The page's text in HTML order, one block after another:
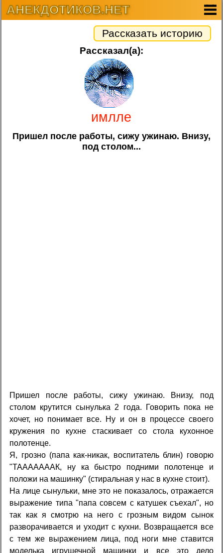
АНЕКДОТИКОВ.НЕТ
Рассказать историю
Рассказал(а):
имлле
Пришел после работы, сижу ужинаю. Внизу,
под столом...
Пришел после работы, сижу ужинаю. Внизу, под
столом крутится сынулька 2 года. Говорить пока не
хочет, но понимает все. Ну и он в процессе своего
кружения по кухне стаскивает со стола кухонное
полотенце.
Я, грозно (папа как-никак, воспитатель блин) говорю
"ТАААААААК, ну ка быстро подними полотенце и
положи на машинку" (стиральная у нас в кухне стоит).
На лице сынульки, мне это не показалось, отражается
выражение типа "папа совсем с катушек съехал", но
так как я смотрю на него с грозным видом сынок
разворачивается и уходит с кухни. Возвращается все
с тем же выражением лица, под ноги мне ставится
моделька игрушечной машинки и все это дело